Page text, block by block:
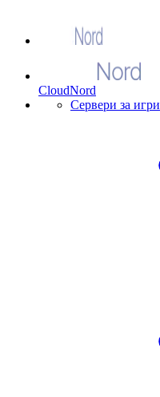
CloudNord
Сервери за игри